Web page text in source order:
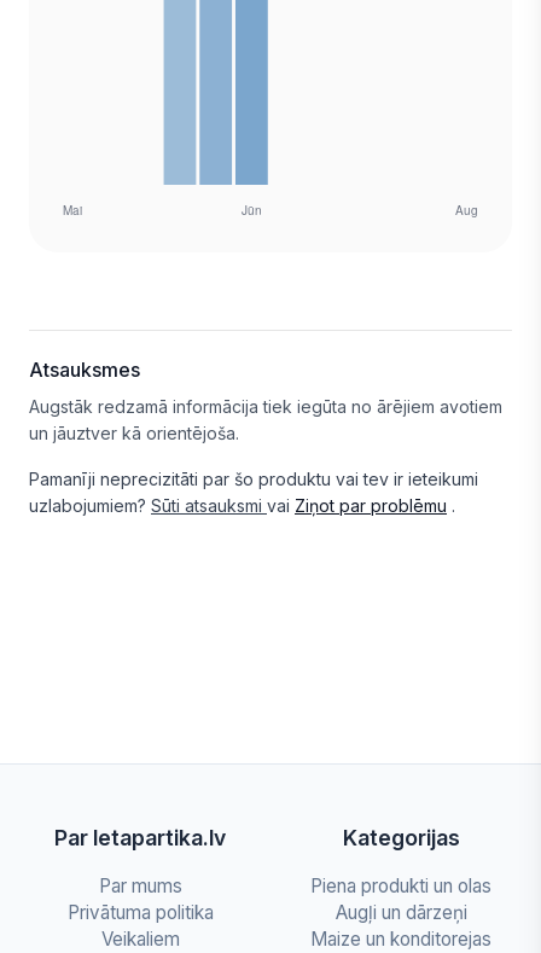
Atsauksmes
Augstāk redzamā informācija tiek iegūta no ārējiem avotiem
un jāuztver kā orientējoša.
Pamanīji neprecizitāti par šo produktu vai tev ir ieteikumi
uzlabojumiem? Sūti atsauksmi vai Ziņot par problēmu .
Par letapartika.lv
Par mums
Privātuma politika
Veikaliem
Kategorijas
Piena produkti un olas
Augļi un dārzeņi
Maize un konditorejas